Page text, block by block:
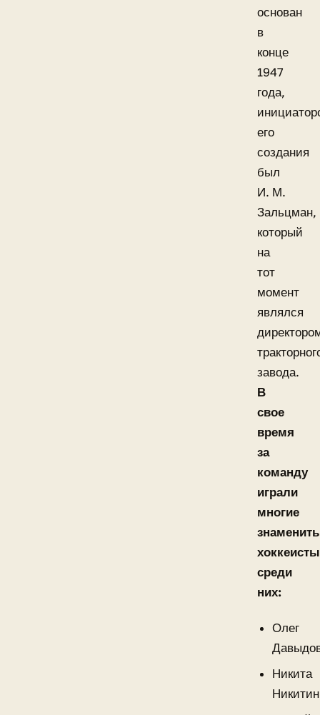
основан
в
конце
1947
года,
его
создания
был
И. М.
Зальцман,
который
на
тот
момент
являлся
завода.
В
свое
время
за
команду
играли
многие
среди
них:
Олег
Никита